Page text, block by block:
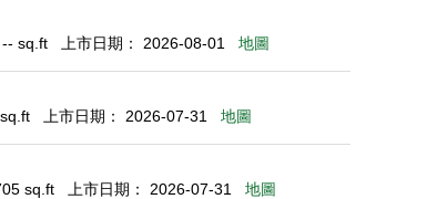
sq.ft 上市日期： 2026-08-01 地圖
上市日期： 2026-07-31 地圖
sq.ft 上市日期： 2026-07-31 地圖